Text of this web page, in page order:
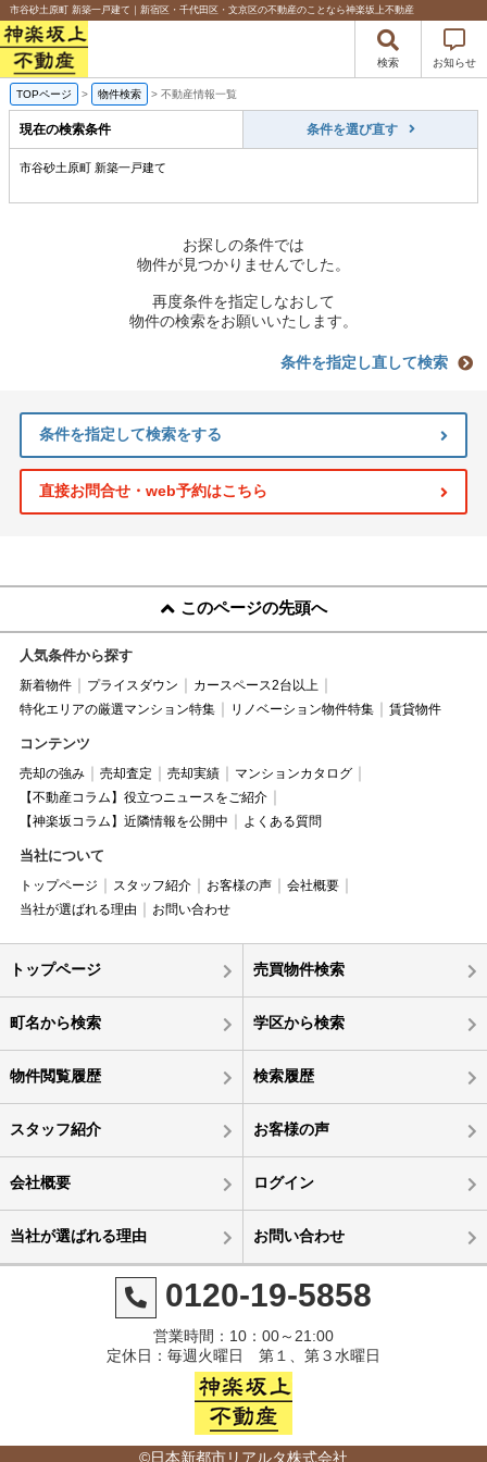
市谷砂土原町 新築一戸建て｜新宿区・千代田区・文京区の不動産のことなら神楽坂上不動産
検索 お知らせ
TOPページ > 物件検索 > 不動産情報一覧
現在の検索条件 条件を選び直す
市谷砂土原町 新築一戸建て
お探しの条件では
物件が見つかりませんでした。
再度条件を指定しなおして
物件の検索をお願いいたします。
条件を指定し直して検索
条件を指定して検索をする
直接お問合せ・web予約はこちら
このページの先頭へ
人気条件から探す
新着物件 プライスダウン
カースペース2台以上
特化エリアの厳選マンション特集
リノベーション物件特集 賃貸物件
コンテンツ
売却の強み 売却査定 売却実績
マンションカタログ
【不動産コラム】役立つニュースをご紹介
【神楽坂コラム】近隣情報を公開中
よくある質問
当社について
トップページ スタッフ紹介 お客様の声
会社概要
当社が選ばれる理由
お問い合わせ
トップページ 売買物件検索
町名から検索 学区から検索
物件閲覧履歴 検索履歴
スタッフ紹介 お客様の声
会社概要 ログイン
当社が選ばれる理由 お問い合わせ
0120-19-5858
営業時間：10：00～21:00
定休日：毎週火曜日 第１、第３水曜日
©日本新都市リアルタ株式会社